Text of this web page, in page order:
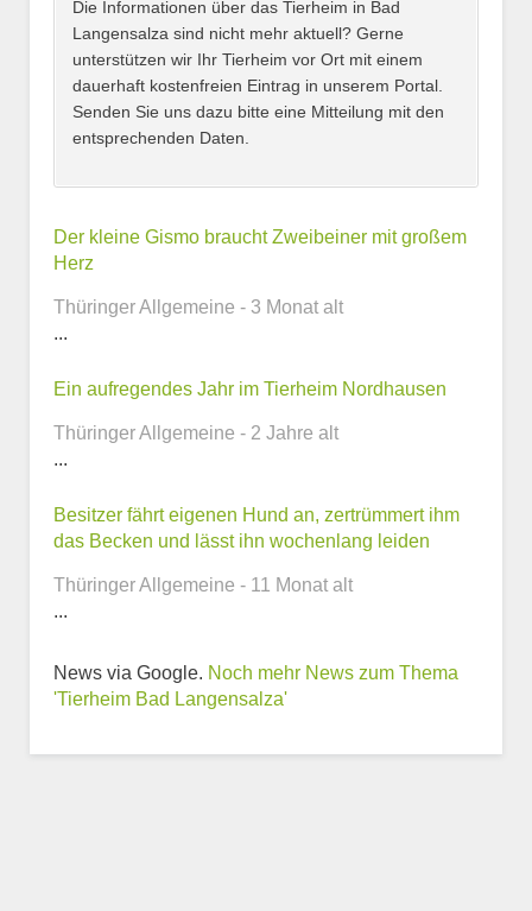
Kontaktmöglichkeiten
E-Mail-Adresse
Webseite
Weitere Informationen
zum Tierheim
Die Informationen über das Tierheim in Bad
Langensalza sind nicht mehr aktuell? Gerne
unterstützen wir Ihr Tierheim vor Ort mit einem
dauerhaft kostenfreien Eintrag in unserem Portal.
Senden Sie uns dazu bitte eine Mitteilung mit den
entsprechenden Daten.
Der kleine Gismo braucht Zweibeiner mit großem
Herz
Thüringer Allgemeine - 3 Monat alt
...
Ein aufregendes Jahr im Tierheim Nordhausen
Thüringer Allgemeine - 2 Jahre alt
...
Besitzer fährt eigenen Hund an, zertrümmert ihm
das Becken und lässt ihn wochenlang leiden
Thüringer Allgemeine - 11 Monat alt
...
News via Google. Noch mehr News zum Thema
'Tierheim Bad Langensalza'